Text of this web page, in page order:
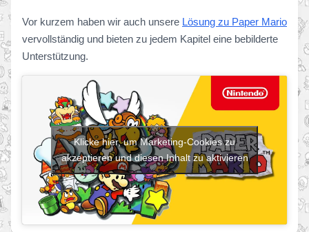
Vor kurzem haben wir auch unsere Lösung zu Paper Mario
vervollständig und bieten zu jedem Kapitel eine bebilderte
Unterstützung.
Klicke hier, um Marketing-Cookies zu
akzeptieren und diesen Inhalt zu aktivieren